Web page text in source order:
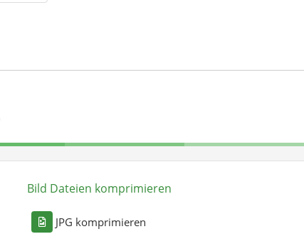
Bild Dateien komprimieren
JPG komprimieren